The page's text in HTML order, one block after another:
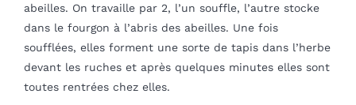
abeilles. On travaille par 2, l’un souffle, l’autre stocke
dans le fourgon à l’abris des abeilles. Une fois
soufflées, elles forment une sorte de tapis dans l’herbe
devant les ruches et après quelques minutes elles sont
toutes rentrées chez elles.